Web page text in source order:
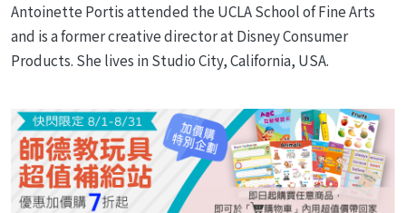
Antoinette Portis attended the UCLA School of Fine Arts
and is a former creative director at Disney Consumer
Products. She lives in Studio City, California, USA.